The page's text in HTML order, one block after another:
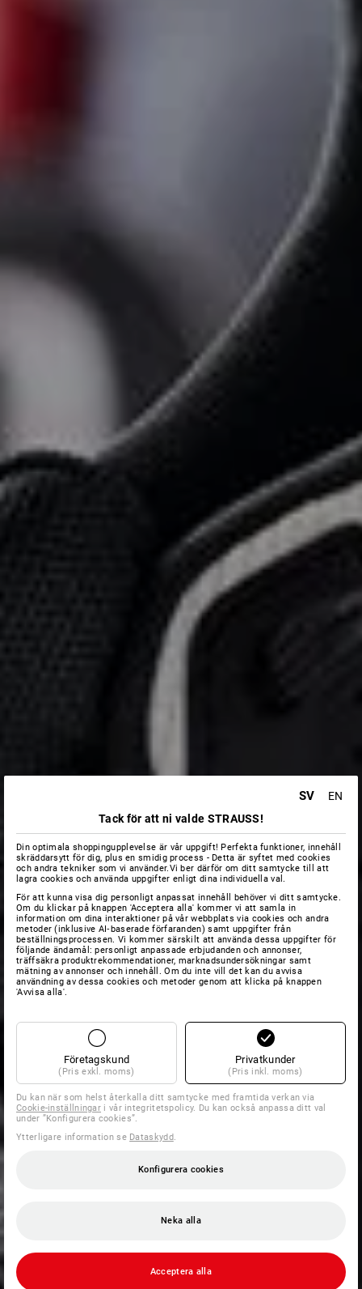
SV
EN
Tack för att ni valde STRAUSS!
Din optimala shoppingupplevelse är vår uppgift! Perfekta funktioner, innehåll
skräddarsytt för dig, plus en smidig process - Detta är syftet med cookies
och andra tekniker som vi använder.Vi ber därför om ditt samtycke till att
lagra cookies och använda uppgifter enligt dina individuella val.
För att kunna visa dig personligt anpassat innehåll behöver vi ditt samtycke.
Om du klickar på knappen 'Acceptera alla' kommer vi att samla in
information om dina interaktioner på vår webbplats via cookies och andra
metoder (inklusive AI‑baserade förfaranden) samt uppgifter från
beställningsprocessen. Vi kommer särskilt att använda dessa uppgifter för
följande ändamål: personligt anpassade erbjudanden och annonser,
träffsäkra produktrekommendationer, marknadsundersökningar samt
mätning av annonser och innehåll. Om du inte vill det kan du avvisa
användning av dessa cookies och metoder genom att klicka på knappen
'Avvisa alla'.
Företagskund
(Pris exkl. moms)
Privatkunder
(Pris inkl. moms)
Du kan när som helst återkalla ditt samtycke med framtida verkan via
Cookie-inställningar i vår integritetspolicy. Du kan också anpassa ditt val
under ”Konfigurera cookies”.
Ytterligare information se Dataskydd.
Konfigurera cookies
Neka alla
Acceptera alla